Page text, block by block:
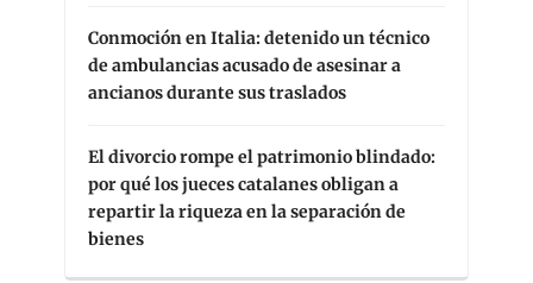
Conmoción en Italia: detenido un técnico
de ambulancias acusado de asesinar a
ancianos durante sus traslados
El divorcio rompe el patrimonio blindado:
por qué los jueces catalanes obligan a
repartir la riqueza en la separación de
bienes